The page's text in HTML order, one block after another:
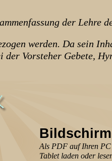
der Lehre
werden. Da sein
Vorsteher Gebete,
Bildschirm
Als PDF auf Ihren
Tablet laden oder